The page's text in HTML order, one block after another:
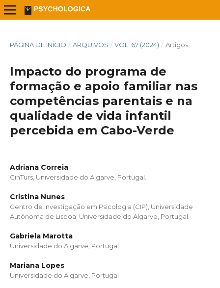
PÁGINA DE INÍCIO / ARQUIVOS / VOL. 67 (2024) / Artigos
Impacto do programa de
formação e apoio familiar nas
competências parentais e na
qualidade de vida infantil
percebida em Cabo-Verde
Adriana Correia
CinTurs, Universidade do Algarve, Portugal.
Cristina Nunes
Centro de Investigação em Psicologia (CIP), Universidade
Autónoma de Lisboa; Universidade do Algarve, Portugal.
Gabriela Marotta
Universidade do Algarve, Portugal.
Mariana Lopes
Universidade do Algarve, Portugal